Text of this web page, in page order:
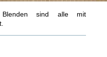
sind alle mit